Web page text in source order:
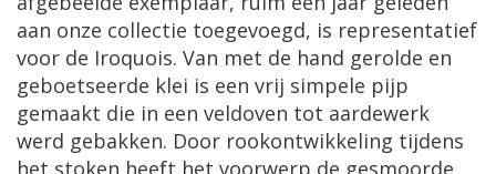
aan onze collectie toegevoegd, is representatief
voor de Iroquois. Van met de hand gerolde en
geboetseerde klei is een vrij simpele pijp
gemaakt die in een veldoven tot aardewerk
werd gebakken. Door rookontwikkeling tijdens
het stoken heeft het voorwerp de gesmoorde